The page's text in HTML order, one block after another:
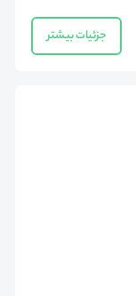
جزئیات بیشتر